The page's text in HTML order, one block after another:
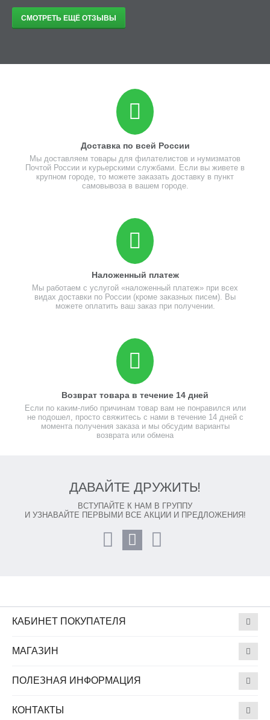
СМОТРЕТЬ ЕЩЁ ОТЗЫВЫ
Доставка по всей России
Мы доставляем товары для филателистов и нумизматов
Почтой России и курьерскими службами. Если вы живете в
крупном городе, то можете заказать доставку в пункт
самовывоза в вашем городе.
Наложенный платеж
Мы работаем с услугой «наложенный платеж» при всех
видах доставки по России (кроме заказных писем). Вы
можете оплатить ваш заказ при получении.
Возврат товара в течение 14 дней
Если по каким-либо причинам товар вам не понравился или
не подошел, просто свяжитесь с нами в течение 14 дней с
момента получения заказа и мы обсудим варианты
возврата или обмена
ДАВАЙТЕ ДРУЖИТЬ!
ВСТУПАЙТЕ К НАМ В ГРУППУ
И УЗНАВАЙТЕ ПЕРВЫМИ ВСЕ АКЦИИ И ПРЕДЛОЖЕНИЯ!
КАБИНЕТ ПОКУПАТЕЛЯ
МАГАЗИН
ПОЛЕЗНАЯ ИНФОРМАЦИЯ
КОНТАКТЫ